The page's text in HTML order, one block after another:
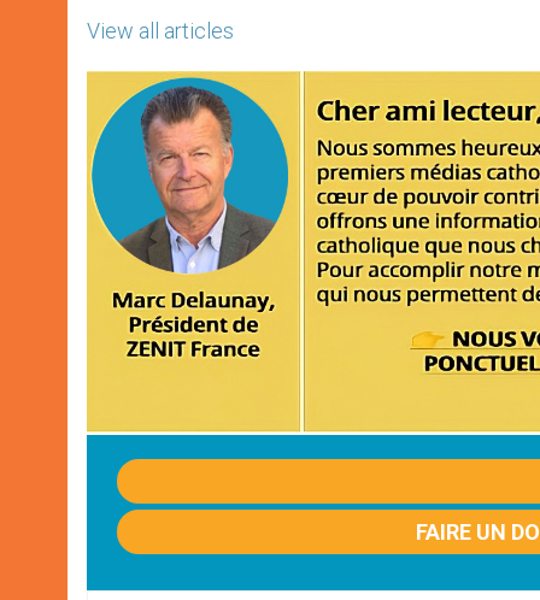
View all articles
FAIRE UN